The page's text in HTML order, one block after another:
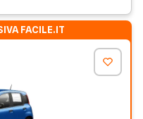
FACILE.IT